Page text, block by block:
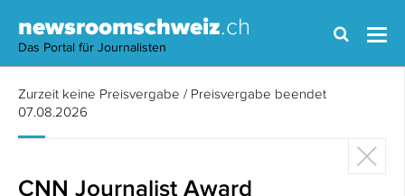
newsroomschweiz.ch
Das Portal für Journalisten
Zurzeit keine Preisvergabe / Preisvergabe beendet
07.08.2026
CNN Journalist Award